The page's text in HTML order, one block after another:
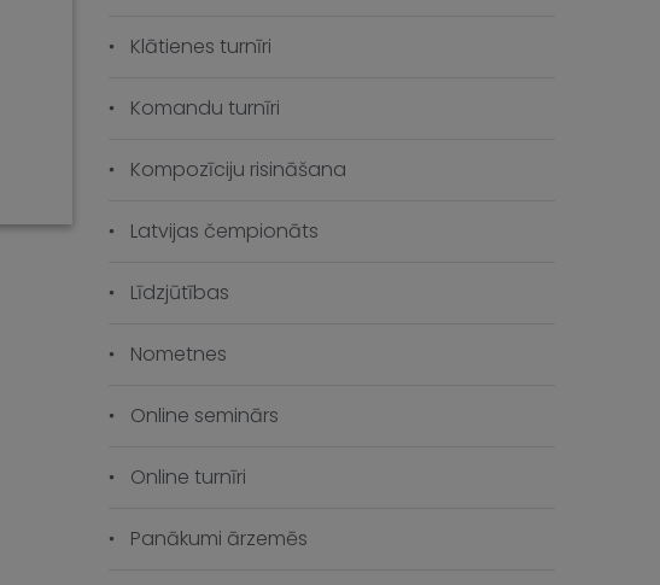
Klātienes turnīri
Komandu turnīri
Kompozīciju risināšana
Latvijas čempionāts
Līdzjūtības
Nometnes
Online seminārs
Online turnīri
Panākumi ārzemēs